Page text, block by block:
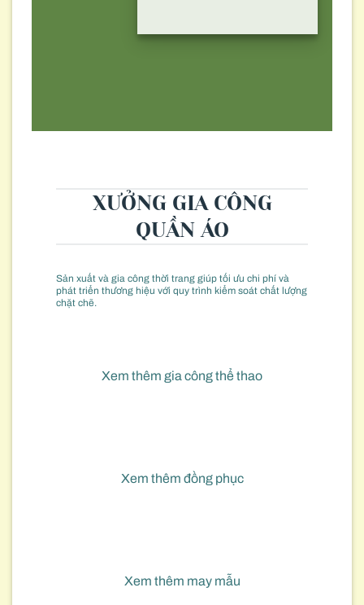
XƯỞNG GIA CÔNG
QUẦN ÁO
Sản xuất và gia công thời trang giúp tối ưu chi phí và
phát triển thương hiệu với quy trình kiểm soát chất lượng
chặt chẽ.
Xem thêm gia công thể thao
Xem thêm đồng phục
Xem thêm may mẫu